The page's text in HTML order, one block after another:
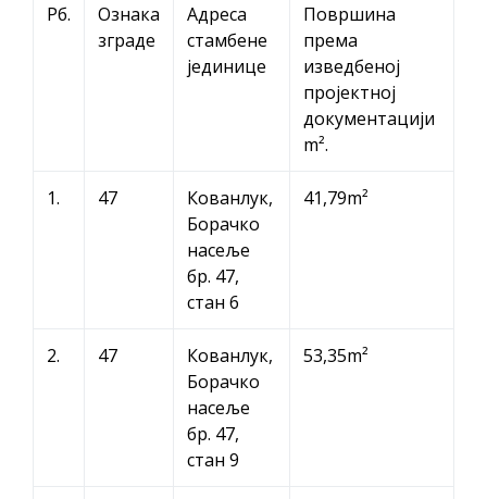
Рб.
Ознака
зграде
Адреса
стамбене
јединице
Површина
према
изведбеној
пројектној
документацији
m².
1. 47
Кованлук,
Борачко
насеље
бр. 47,
стан 6
41,79m²
2. 47
Кованлук,
Борачко
насеље
бр. 47,
стан 9
53,35m²